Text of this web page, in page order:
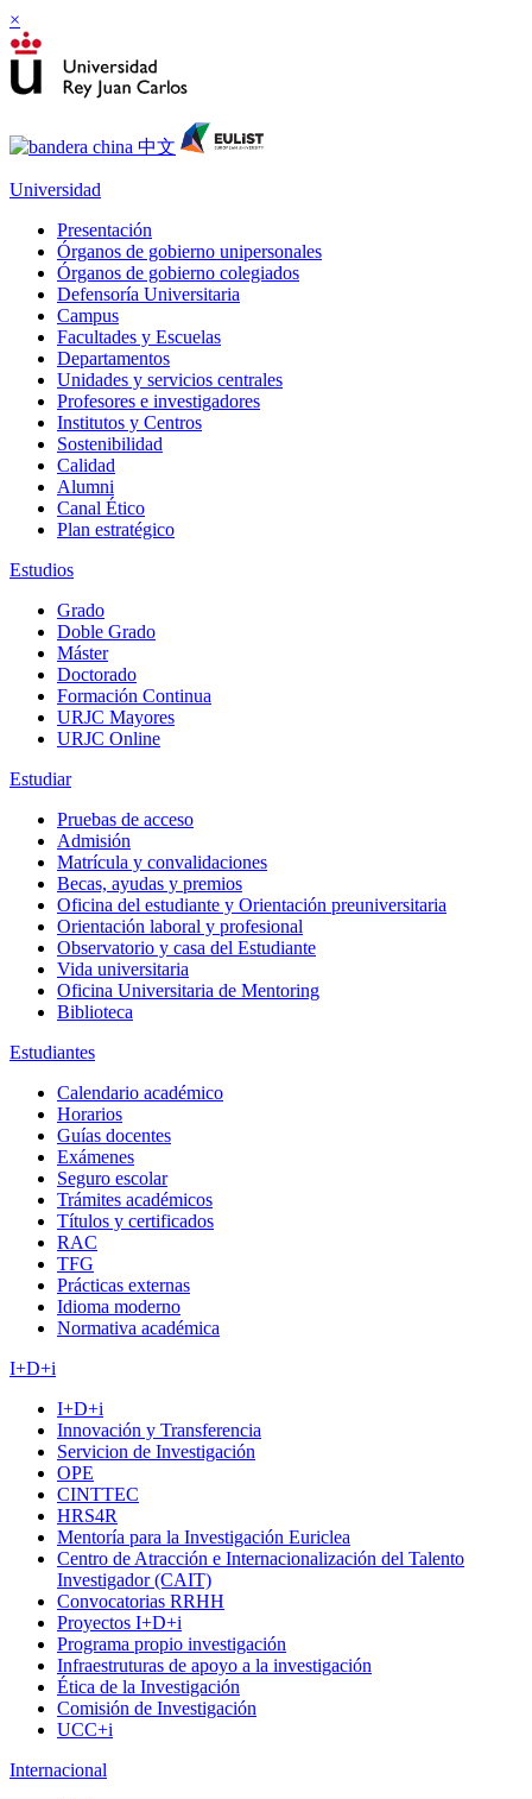
×
Universidad
Presentación
Órganos de gobierno unipersonales
Órganos de gobierno colegiados
Defensoría Universitaria
Campus
Facultades y Escuelas
Departamentos
Unidades y servicios centrales
Profesores e investigadores
Institutos y Centros
Sostenibilidad
Calidad
Alumni
Canal Ético
Plan estratégico
Estudios
Grado
Doble Grado
Máster
Doctorado
Formación Continua
URJC Mayores
URJC Online
Estudiar
Pruebas de acceso
Admisión
Matrícula y convalidaciones
Becas, ayudas y premios
Oficina del estudiante y Orientación preuniversitaria
Orientación laboral y profesional
Observatorio y casa del Estudiante
Vida universitaria
Oficina Universitaria de Mentoring
Biblioteca
Estudiantes
Calendario académico
Horarios
Guías docentes
Exámenes
Seguro escolar
Trámites académicos
Títulos y certificados
RAC
TFG
Prácticas externas
Idioma moderno
Normativa académica
I+D+i
I+D+i
Innovación y Transferencia
Servicion de Investigación
OPE
CINTTEC
HRS4R
Mentoría para la Investigación Euriclea
Centro de Atracción e Internacionalización del Talento
Investigador (CAIT)
Convocatorias RRHH
Proyectos I+D+i
Programa propio investigación
Infraestruturas de apoyo a la investigación
Ética de la Investigación
Comisión de Investigación
UCC+i
Internacional